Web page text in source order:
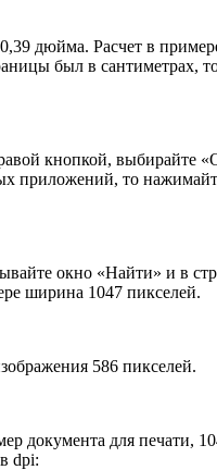
дюйма. Расчет в
был в сантиметрах,
кнопкой, выбирайте
приложений, то
окно «Найти» и в
ширина 1047 пикселей.
586 пикселей.
документа для печати,
dpi: